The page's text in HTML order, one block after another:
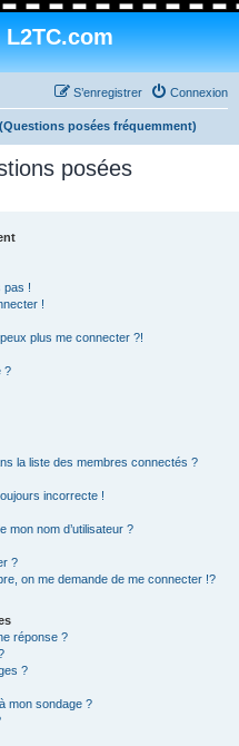
Connexion
S’enregistrer
posées fréquemment)
posées
pas !
!
plus me connecter ?!
?
la liste des membres connectés ?
incorrecte !
mon nom d’utilisateur ?
?
on me demande de me connecter !?
réponse ?
?
mon sondage ?